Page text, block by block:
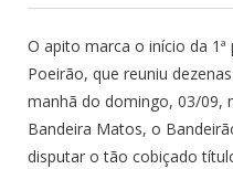
O apito marca o início da
Poeirão, que reuniu
manhã do domingo, 03/09,
Bandeira Matos, o
disputar o tão cobiçado